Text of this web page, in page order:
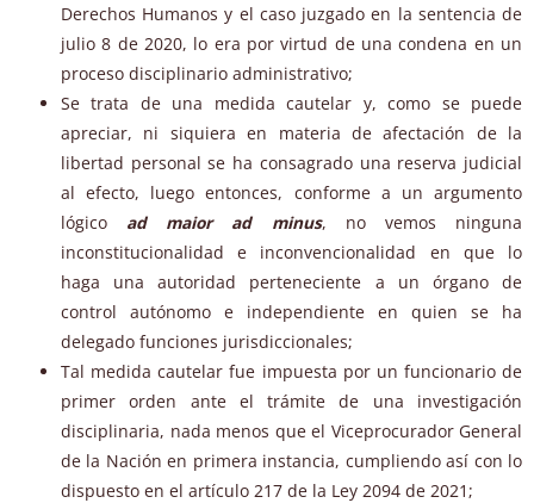
Derechos Humanos y el caso juzgado en la sentencia de
julio 8 de 2020, lo era por virtud de una condena en un
proceso disciplinario administrativo;
Se trata de una medida cautelar y, como se puede
apreciar, ni siquiera en materia de afectación de la
libertad personal se ha consagrado una reserva judicial
al efecto, luego entonces, conforme a un argumento
lógico ad maior ad minus, no vemos ninguna
inconstitucionalidad e inconvencionalidad en que lo
haga una autoridad perteneciente a un órgano de
control autónomo e independiente en quien se ha
delegado funciones jurisdiccionales;
Tal medida cautelar fue impuesta por un funcionario de
primer orden ante el trámite de una investigación
disciplinaria, nada menos que el Viceprocurador General
de la Nación en primera instancia, cumpliendo así con lo
dispuesto en el artículo 217 de la Ley 2094 de 2021;